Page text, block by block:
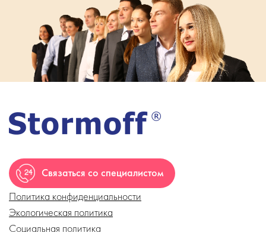
Связаться со специалистом
Политика конфиденциальности
Экологическая политика
Социальная политика